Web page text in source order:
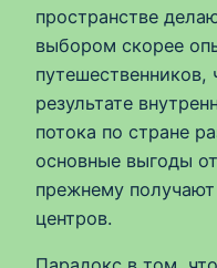
пространстве
выбором скорее
путешественников,
результате
потока по стране
основные выгоды
прежнему
центров.